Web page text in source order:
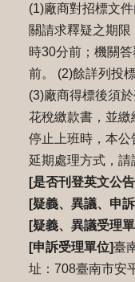
(1)廠商對招標文
關請求釋疑之期
時30分前；機關
前。 (2)餘詳列投
(3)廠商得標後須
花稅繳款書，並
停止上班時，本公
延期處理方式，請
[是否刊登英文公
[疑義、異議、申
[疑義、異議受理
[申訴受理單位]臺
址：708臺南市安